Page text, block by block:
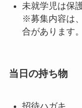
未就学児は保
※募集内容は
合があります。
当日の持ち物